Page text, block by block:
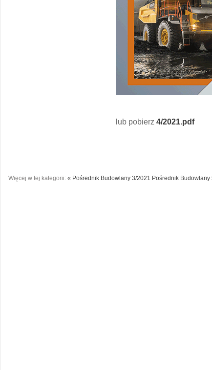
lub pobierz 4/2021.pdf
Więcej w tej kategorii: « Pośrednik Budowlany 3/2021 Pośrednik Budowlany